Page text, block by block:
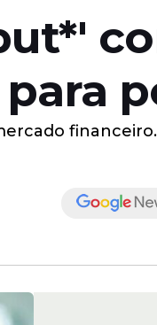
financeiro.